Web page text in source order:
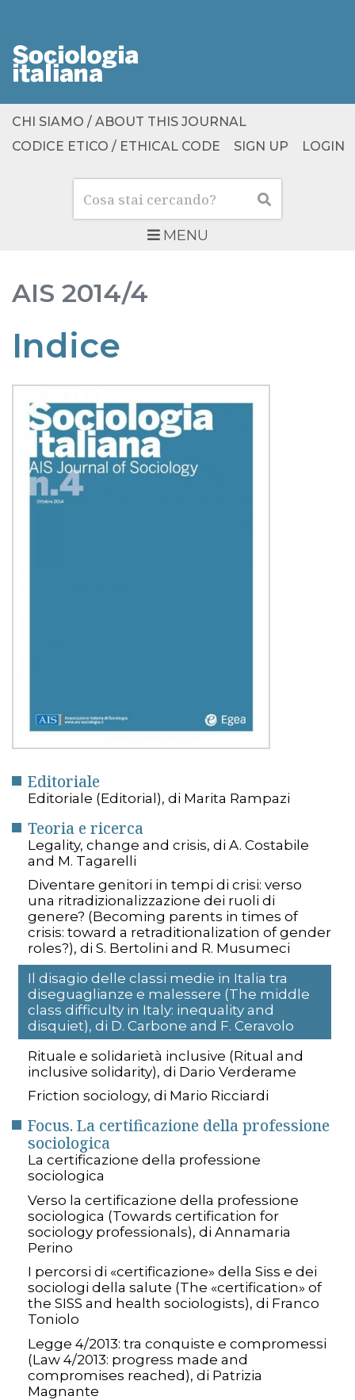
MENU
Cerca Cerca
CHI SIAMO / ABOUT THIS JOURNAL
CODICE ETICO / ETHICAL CODE
SIGN UP LOGIN
AIS 2014/4
Indice
Editoriale
Editoriale (Editorial), di Marita Rampazi
Teoria e ricerca
Legality, change and crisis, di A. Costabile
and M. Tagarelli
Diventare genitori in tempi di crisi: verso
una ritradizionalizzazione dei ruoli di
genere? (Becoming parents in times of
crisis: toward a retraditionalization of gender
roles?), di S. Bertolini and R. Musumeci
Il disagio delle classi medie in Italia tra
diseguaglianze e malessere (The middle
class difficulty in Italy: inequality and
disquiet), di D. Carbone and F. Ceravolo
Rituale e solidarietà inclusive (Ritual and
inclusive solidarity), di Dario Verderame
Friction sociology, di Mario Ricciardi
Focus. La certificazione della professione
sociologica
La certificazione della professione
sociologica
Verso la certificazione della professione
sociologica (Towards certification for
sociology professionals), di Annamaria
Perino
I percorsi di «certificazione» della Siss e dei
sociologi della salute (The «certification» of
the SISS and health sociologists), di Franco
Toniolo
Legge 4/2013: tra conquiste e compromessi
(Law 4/2013: progress made and
compromises reached), di Patrizia
Magnante